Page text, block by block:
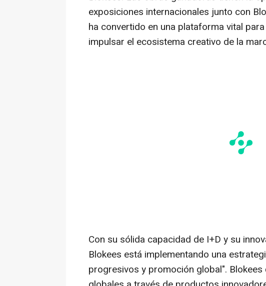
exposiciones internacionales junto con
ha convertido en una plataforma vital
impulsar el ecosistema creativo de la
Con su sólida capacidad de I+D y su
Blokees está implementando una
progresivos y promoción global".